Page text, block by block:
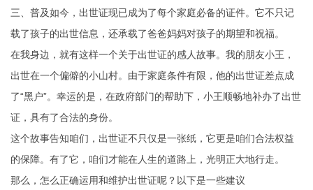
三、普及如今，出世证现已成为了每个家庭必备的证件。它不只记
载了孩子的出世信息，还承载了爸爸妈妈对孩子的期望和祝福。
在我身边，就有这样一个关于出世证的感人故事。我的朋友小王，
出世在一个偏僻的小山村。由于家庭条件有限，他的出世证差点成
了“黑户”。幸运的是，在政府部门的帮助下，小王顺畅地补办了出世
证，具有了合法的身份。
这个故事告知咱们，出世证不只仅是一张纸，它更是咱们合法权益
的保障。有了它，咱们才能在人生的道路上，光明正大地行走。
那么，怎么正确运用和维护出世证呢？以下是一些建议